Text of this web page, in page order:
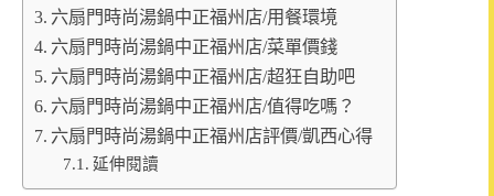
六扇門時尚湯鍋中正福州店/用餐環境
六扇門時尚湯鍋中正福州店/菜單價錢
六扇門時尚湯鍋中正福州店/超狂自助吧
六扇門時尚湯鍋中正福州店/值得吃嗎？
六扇門時尚湯鍋中正福州店評價/凱西心得
延伸閱讀